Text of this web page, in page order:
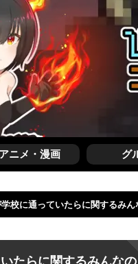
アニメ・漫画 グ
学校に通っていたらに関するみ